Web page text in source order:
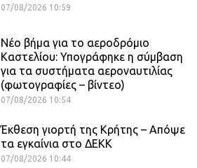
07/08/2026 10:59
Νέο βήμα για το αεροδρόμιο
Καστελίου: Υπογράφηκε η σύμβαση
για τα συστήματα αεροναυτιλίας
(φωτογραφίες – βίντεο)
07/08/2026 10:54
Έκθεση γιορτή της Κρήτης – Απόψε
τα εγκαίνια στο ΔΕΚΚ
07/08/2026 10:44